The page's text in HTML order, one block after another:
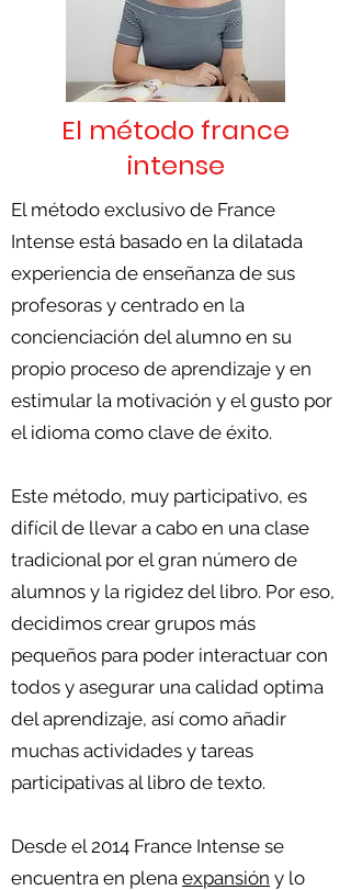
El método france
intense
El método exclusivo de France
Intense está basado en la dilatada
experiencia de enseñanza de sus
profesoras y centrado en la
concienciación del alumno en su
propio proceso de aprendizaje y en
estimular la motivación y el gusto por
el idioma como clave de éxito.
Este método, muy participativo, es
difícil de llevar a cabo en una clase
tradicional por el gran número de
alumnos y la rigidez del libro. Por eso,
decidimos crear grupos más
pequeños para poder interactuar con
todos y asegurar una calidad optima
del aprendizaje, así como añadir
muchas actividades y tareas
participativas al libro de texto.
Desde el 2014 France Intense se
encuentra en plena expansión y lo